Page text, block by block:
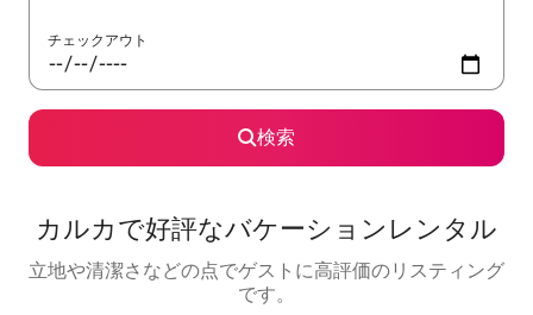
チェックアウト
検索
カルカで好評なバケーションレンタル
立地や清潔さなどの点でゲストに高評価のリスティング
です。